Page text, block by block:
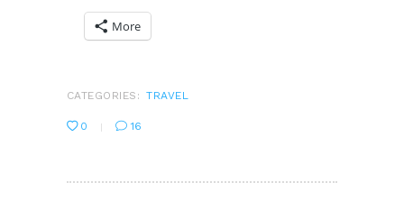
More
CATEGORIES: TRAVEL
0 16